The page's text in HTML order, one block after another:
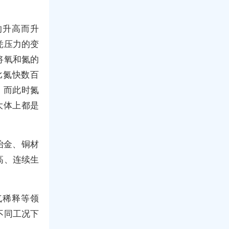
高而升
压力的变
氧和氮的
氮快数百
而此时氮
体上都是
金、铜材
、连续生
释等领
同工况下